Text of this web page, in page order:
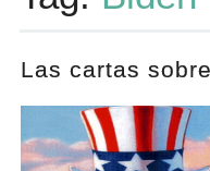
Las cartas